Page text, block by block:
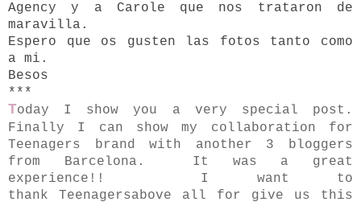
Agency y a Carole que nos trataron de
maravilla.
Espero que os gusten las fotos tanto como
a mi.
Besos
***
Today I show you a very special post.
Finally I can show my collaboration for
Teenagers brand with another 3 bloggers
from Barcelona.
It was a great
experience!!
I
want to
thank Teenagersabove all for give us this